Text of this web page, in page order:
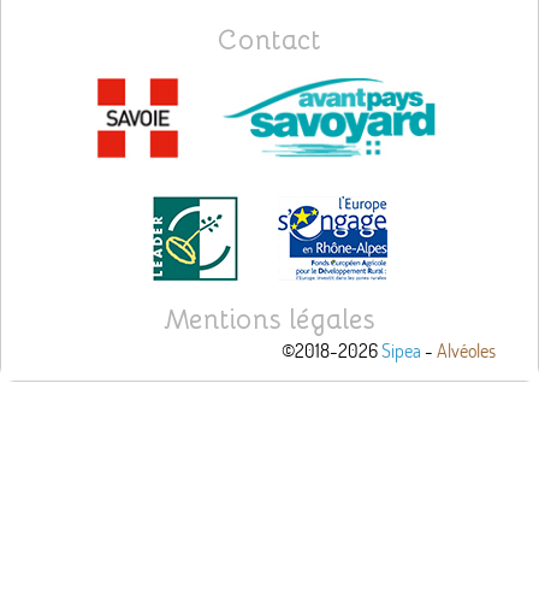
Contact
Mentions légales
©2018-2026Sipea -Alvéoles